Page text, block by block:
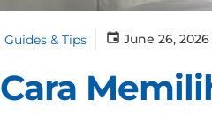
Guides & Tips June 26, 2026
Cara